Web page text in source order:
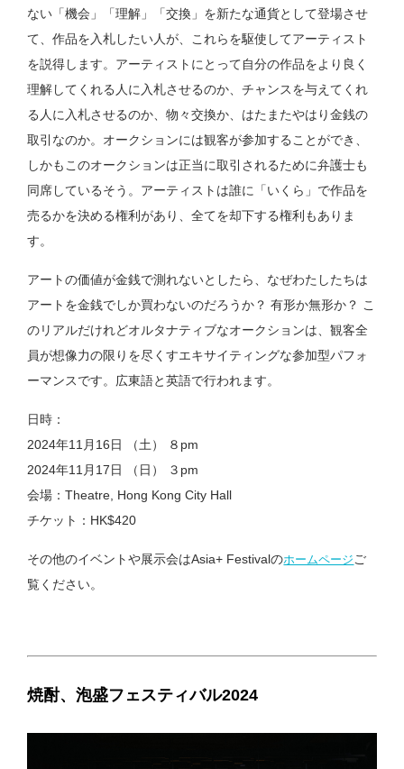
ない「機会」「理解」「交換」を新たな通貨として登場させ
て、作品を入札したい人が、これらを駆使してアーティスト
を説得します。アーティストにとって自分の作品をより良く
理解してくれる人に入札させるのか、チャンスを与えてくれ
る人に入札させるのか、物々交換か、はたまたやはり金銭の
取引なのか。オークションには観客が参加することができ、
しかもこのオークションは正当に取引されるために弁護士も
同席しているそう。アーティストは誰に「いくら」で作品を
売るかを決める権利があり、全てを却下する権利もありま
す。
アートの価値が金銭で測れないとしたら、なぜわたしたちは
アートを金銭でしか買わないのだろうか？ 有形か無形か？ こ
のリアルだけれどオルタナティブなオークションは、観客全
員が想像力の限りを尽くすエキサイティングな参加型パフォ
ーマンスです。広東語と英語で行われます。
日時：
2024年11月16日 （土） ８pm
2024年11月17日 （日） ３pm
会場：Theatre, Hong Kong City Hall
チケット：HK$420
その他のイベントや展示会はAsia+ Festivalのホームページ ご
覧ください。
焼酎、泡盛フェスティバル2024